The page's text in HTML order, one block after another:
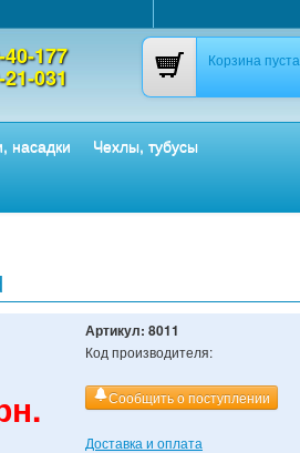
177
031
Корзина пуста
насадки
Чехлы, тубусы
Артикул: 8011
Код производителя:
Сообщить о поступлении
Доставка и оплата